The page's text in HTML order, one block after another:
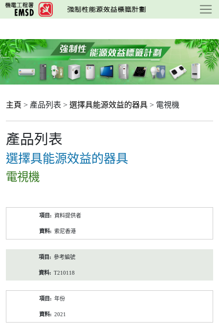
跳
至
要
內
容
主頁 > 產品列表 > 選擇具能源效益的器具 > 電視機
產品列表
選擇具能源效益的器具
電視機
資料提供者
索尼香港
參考編號
T210118
年份
2021